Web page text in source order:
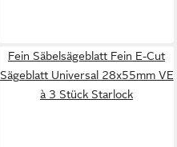
Fein Säbelsägeblatt Fein E-Cut
Sägeblatt Universal 28x55mm VE
à 3 Stück Starlock